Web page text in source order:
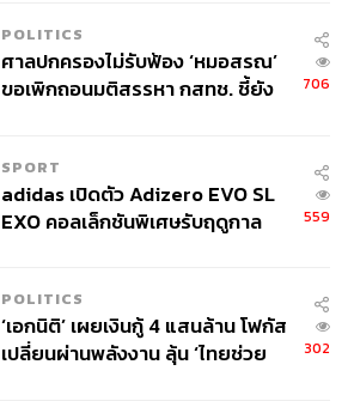
POLITICS
ศาลปกครองไม่รับฟ้อง ‘หมอสรณ’
ขอเพิกถอนมติสรรหา กสทช. ชี้ยัง
706
SPORT
adidas เปิดตัว Adizero EVO SL
EXO คอลเล็กชันพิเศษรับฤดูกาล
559
POLITICS
‘เอกนิติ’ เผยเงินกู้ 4 แสนล้าน โฟกัส
เปลี่ยนผ่านพลังงาน ลุ้น ‘ไทยช่วย
302